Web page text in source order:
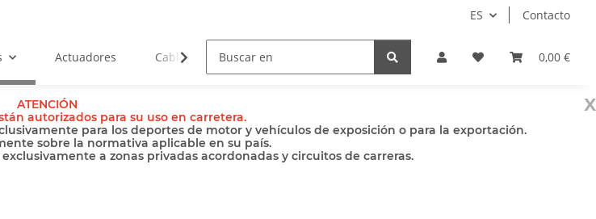
ES Contacto
0,00 €
Actuadores Cables Bombas
x
ATENCIÓN
autorizados para su uso en carretera.
para los deportes de motor y vehículos de exposición o para la exportación.
sobre la normativa aplicable en su país.
a zonas privadas acordonadas y circuitos de carreras.